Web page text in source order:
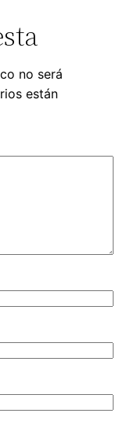
no será
están